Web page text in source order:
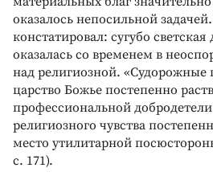
оказалось непосильной
констатировал: сугубо светская
оказалась со временем в
над религиозной. «Судорожные
царство Божье постепенно
профессиональной
религиозного чувства
место утилитарной
с. 171).